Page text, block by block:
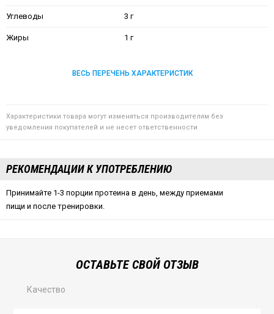
Углеводы 3 г
Жиры 1 г
ВЕСЬ ПЕРЕЧЕНЬ ХАРАКТЕРИСТИК
Характеристики товара могут изменяться производителям без
уведомления покупателей и не несет ответственности
РЕКОМЕНДАЦИИ К УПОТРЕБЛЕНИЮ
Принимайте 1-3 порции протеина в день, между приемами
пищи и после тренировки.
ОСТАВЬТЕ СВОЙ ОТЗЫВ
Качество